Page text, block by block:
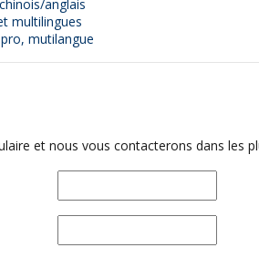
anglais
multilingues
mutilangue
et nous vous contacterons dans les